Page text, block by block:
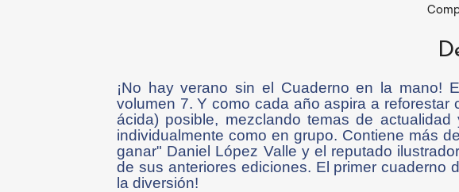
¡No hay verano sin el Cuaderno en la mano!
volumen 7. Y como cada año aspira a
ácida) posible, mezclando temas de
individualmente como en grupo. Contiene más
ganar" Daniel López Valle y el reputado
de sus anteriores ediciones. El primer cuaderno
la diversión!